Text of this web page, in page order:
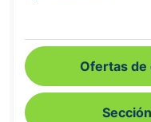
Ofertas de